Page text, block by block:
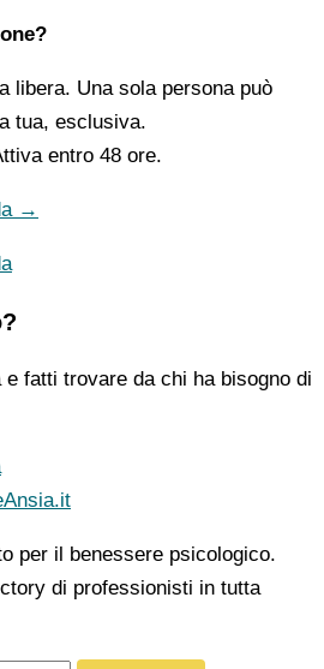
libera. Una sola persona può
tua, esclusiva.
entro 48 ore.
→
fatti trovare da chi ha bisogno di
per il benessere psicologico.
di professionisti in tutta